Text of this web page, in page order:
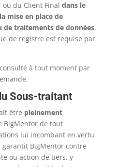
du Client Final dans le
mise en place de
de traitements de données,
de registre est requise par
à tout moment par
Sous-traitant
être pleinement
BigMentor de tout
lui incombant en vertu
BigMentor contre
ou action de tiers, y